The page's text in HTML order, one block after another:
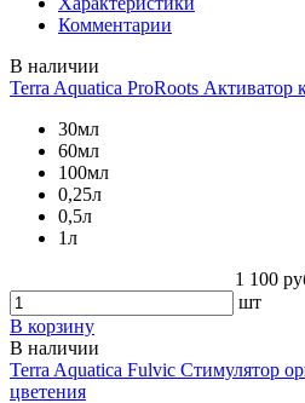
Комментарии
В наличии
Terra Aquatica ProRoots Активатор
30мл
60мл
100мл
0,25л
0,5л
1л
1 100
шт
В корзину
В наличии
Terra Aquatica Fulvic Стимулятор
цветения